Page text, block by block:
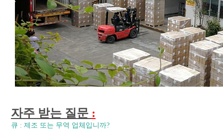
자주 받는 질문 :
큐 : 제조 또는 무역 업체입니까?